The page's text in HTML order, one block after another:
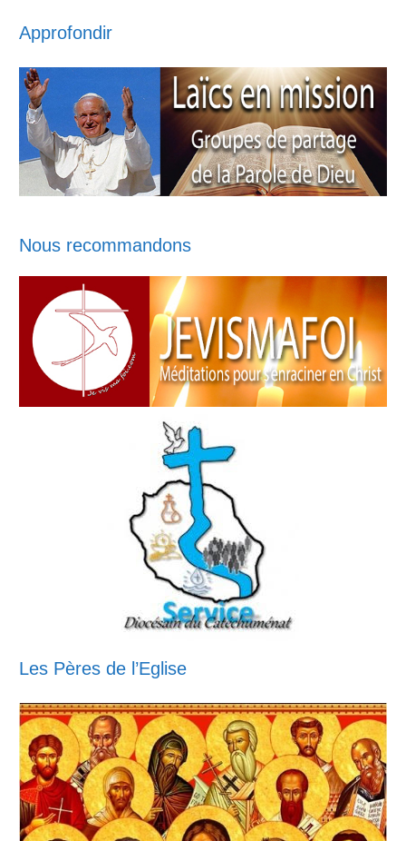
Approfondir
Nous recommandons
Les Pères de l’Eglise